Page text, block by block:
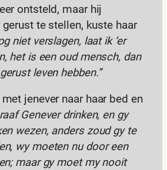
ontsteld, maar hij
te stellen, kuste haar
niet verslagen, laat ik ‘er
het is een oud mensch, dan
leven hebben.”
jenever naar haar bed en
Genever drinken, en gy
wezen, anders zoud gy te
wy moeten nu door een
maar gy moet my nooit